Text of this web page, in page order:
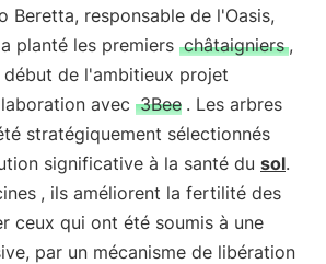
Beretta, responsable de l'Oasis,
planté les premiers châtaigniers ,
début de l'ambitieux projet
avec 3Bee . Les arbres
stratégiquement sélectionnés
significative à la santé du sol.
, ils améliorent la fertilité des
ceux qui ont été soumis à une
par un mécanisme de libération